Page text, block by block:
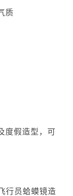
质
度假造型，可
行员蛤蟆镜造